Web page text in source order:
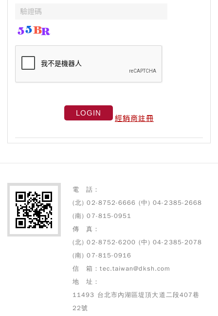
經銷商註冊
電 話：
(北) 02-8752-6666 (中) 04-2385-2668
(南) 07-815-0951
傳 真：
(北) 02-8752-6200 (中) 04-2385-2078
(南) 07-815-0916
信 箱：tec.taiwan@dksh.com
地 址：
11493 台北市內湖區堤頂大道二段407巷
22號